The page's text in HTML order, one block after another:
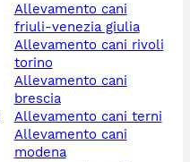
allevamento cani
friuli-venezia giulia
allevamento cani rivoli
torino
allevamento cani
brescia
allevamento cani terni
allevamento cani
modena